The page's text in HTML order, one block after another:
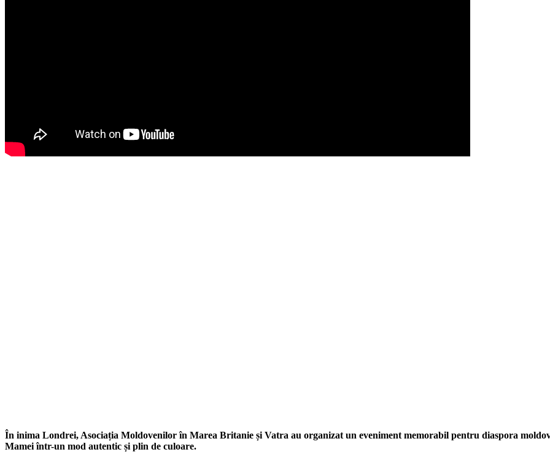
În inima Londrei, Asociația Moldovenilor în Marea Britanie și Vatra au organizat un eveniment memorabil pentru diaspora
Mamei într-un mod autentic și plin de culoare.